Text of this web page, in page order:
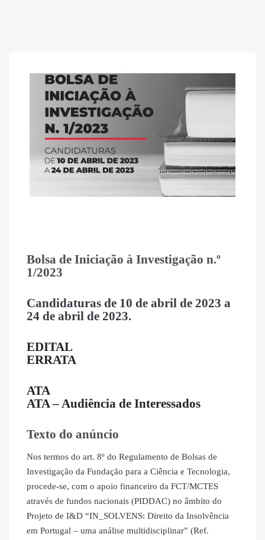
Bolsa de Iniciação à Investigação n.º
1/2023
Candidaturas de 10 de abril de 2023 a
24 de abril de 2023.
EDITAL
ERRATA
ATA
ATA – Audiência de Interessados
Texto do anúncio
Nos termos do art. 8º do Regulamento de Bolsas de
Investigação da Fundação para a Ciência e Tecnologia,
procede-se, com o apoio financeiro da FCT/MCTES
através de fundos nacionais (PIDDAC) no âmbito do
Projeto de I&D “IN_SOLVENS: Direito da Insolvência
em Portugal – uma análise multidisciplinar” (Ref.